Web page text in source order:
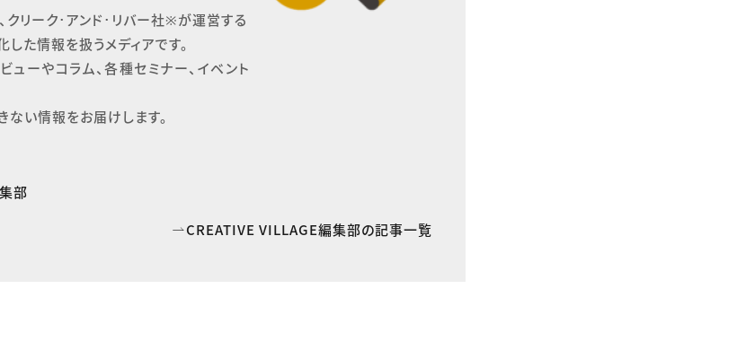
クリーク･アンド･リバー社※が運営する
した情報を扱うメディアです。
ューやコラム、各種セミナー、イベント
ない情報をお届けします。
部
CREATIVE VILLAGE編集部の記事一覧